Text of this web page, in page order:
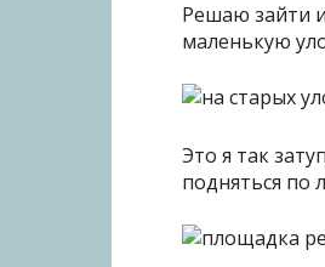
Решаю зайти
маленькую
Это я так
подняться по